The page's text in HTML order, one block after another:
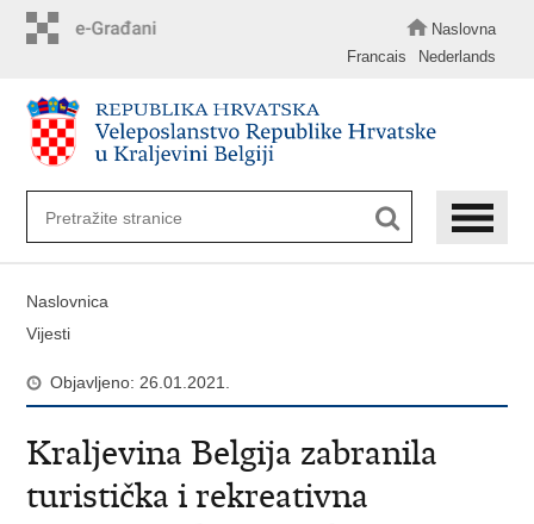
Naslovna
Francais
Nederlands
Naslovnica
Vijesti
Objavljeno: 26.01.2021.
Kraljevina Belgija zabranila
turistička i rekreativna